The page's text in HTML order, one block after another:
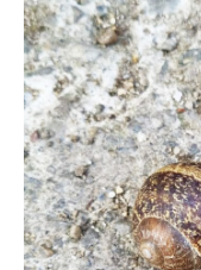
Kontakt
Lage und Zufahrt
Kontaktformular
Dokumentation
Nachrichten